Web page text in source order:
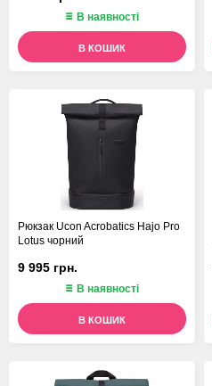
В наявності
В КОШИК
Рюкзак Ucon Acrobatics Hajo Pro
Lotus чорний
9 995 грн.
В наявності
В КОШИК